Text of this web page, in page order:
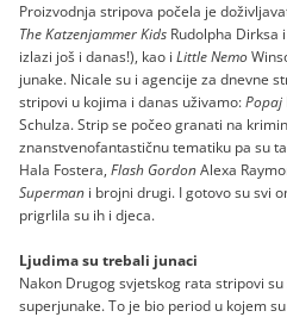
Proizvodnja stripova počela je
The Katzenjammer Kids Rudolpha Dirksa
izlazi još i danas!), kao i Little Nemo
junake. Nicale su i agencije za dnevne
stripovi u kojima i danas uživamo:Popaj
Schulza. Strip se počeo granati na
znanstvenofantastičnu tematiku pa su
Hala Fostera, Flash GordonAlexa
Superman i brojni drugi. I gotovo su svi
prigrlila su ih i djeca.
Ljudima su trebali junaci
Nakon Drugog svjetskog rata stripovi
superjunake. To je bio period u kojem